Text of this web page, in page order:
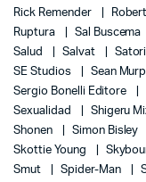
Rick Remender
Ruptura
Sal Buscema
Salud
Salvat Satori
SE Studios
Sean
Sergio Bonelli Editore
Sexualidad
Shigeru
Shonen
Simon Bisley
Skottie Young
Smut
Spider-Man